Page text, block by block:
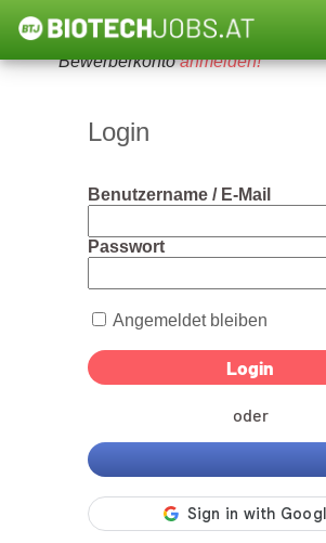
Um diese Funktion nutzen zu
Bewerberkontoanmelden!
Login
Benutzername / E-Mail
Passwort
Angemeldet bleiben
oder